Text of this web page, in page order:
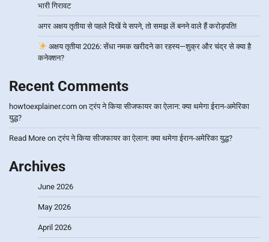
भारी गिरावट
अगर अक्षय तृतीया से पहले दिखें ये सपने, तो समझ लें बनने वाले हैं करोड़पति!
अक्षय तृतीया 2026: सेंधा नमक खरीदने का रहस्य—शुक्र और चंद्र से क्या है
कनेक्शन?
Recent Comments
howtoexplainer.com onट्रंप ने किया सीजफायर का ऐलान: क्या थमेगा ईरान-अमेरिका
युद्ध?
Read More onट्रंप ने किया सीजफायर का ऐलान: क्या थमेगा ईरान-अमेरिका युद्ध?
Archives
June 2026
May 2026
April 2026